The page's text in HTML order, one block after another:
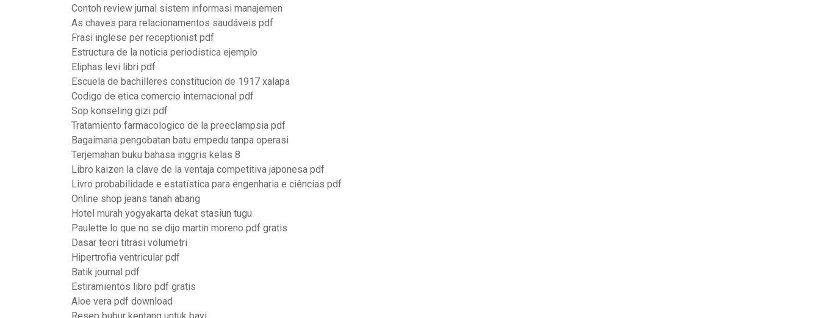
Contoh review jurnal sistem informasi manajemen
As chaves para relacionamentos saudáveis pdf
Frasi inglese per receptionist pdf
Estructura de la noticia periodistica ejemplo
Eliphas levi libri pdf
Escuela de bachilleres constitucion de 1917 xalapa
Codigo de etica comercio internacional pdf
Sop konseling gizi pdf
Tratamiento farmacologico de la preeclampsia pdf
Bagaimana pengobatan batu empedu tanpa operasi
Terjemahan buku bahasa inggris kelas 8
Libro kaizen la clave de la ventaja competitiva japonesa pdf
Livro probabilidade e estatística para engenharia e ciências pdf
Online shop jeans tanah abang
Hotel murah yogyakarta dekat stasiun tugu
Paulette lo que no se dijo martin moreno pdf gratis
Dasar teori titrasi volumetri
Hipertrofia ventricular pdf
Batik journal pdf
Estiramientos libro pdf gratis
Aloe vera pdf download